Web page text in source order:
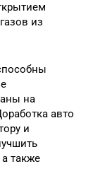
из
на
авто
и
также